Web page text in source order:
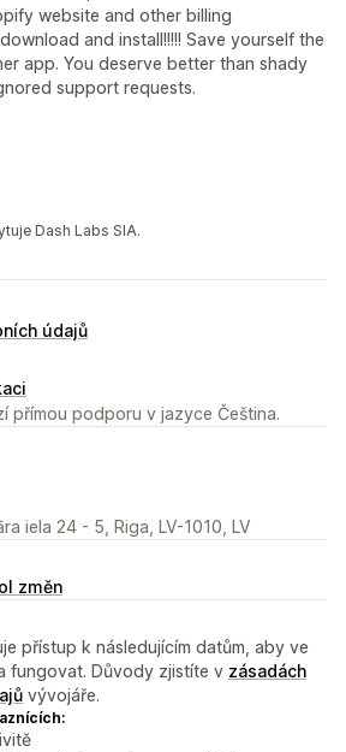
website and other billing
and install!!!!! Save yourself the
app. You deserve better than shady
support requests.
Dash Labs SIA.
údajů
přímou podporu v jazyce Čeština.
iela 24 - 5, Riga, LV-1010, LV
změn
přístup k následujícím datům, aby ve
fungovat. Důvody zjistíte v zásadách
vývojáře.